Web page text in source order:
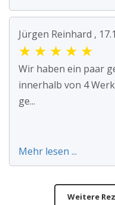
Jürgen Reinhard ,
★ ★ ★ ★ ★
Wir haben ein paar
innerhalb von 4
ge...
Mehr lesen ...
Weitere